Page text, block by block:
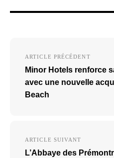
l’article
ARTICLE PRÉCÉDENT
Minor Hotels renforce
avec une nouvelle
Beach
ARTICLE SUIVANT
L’Abbaye des